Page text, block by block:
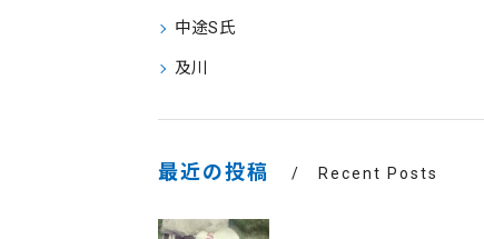
中途S氏
及川
最近の投稿 Recent Posts